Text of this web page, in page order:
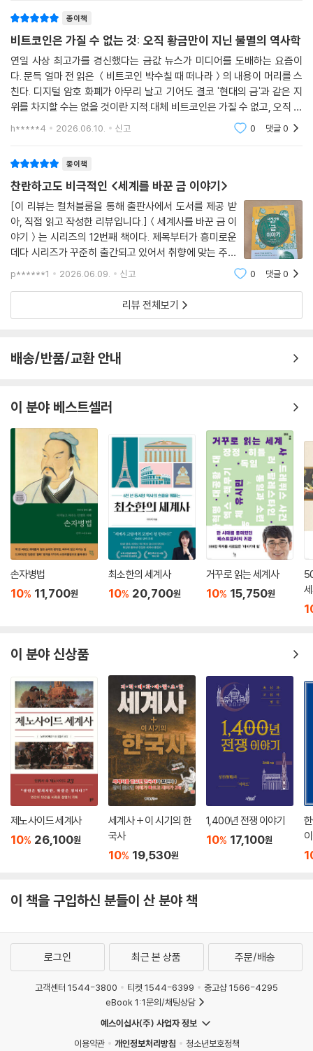
짐작할 수 있다. 솔로몬의 성전과 더불어 요한의 「요한계시록」 환상 속 새
장소임은 두말할 나위가 없다. 이처럼 성서는 금을 부정적 시각과 긍정적
시각 양쪽에서 바라볼 풍부한 소재를 제공했다. 로마 제국 시대에 기틀을
다지고 중세 유럽과 비잔티움으로 이어진 기독교 신학 역시 이 두 시각을
함께 끌어안았다. 본래 변변한 재산도 없는 사람들이 은밀히 실천하던 소
종파(小宗派)였던 기독교는 마침내 로마 제국의 공식 국교로 자리 잡았
다. 기원후 312년 콘스탄티누스(Constantinus) 황제가 기독교로 개종
들이 영구적인 공공 건축물로 세워지기 시작하면서 외벽은 금박으로 장식
되었고 내부는 반짝이는 금박과황금 테세라(tessera: 모자이크를 구성
하는 작은 조각. 돌·유리·금박 등 다양한 재료로 만들었다. - 옮긴이) 모자
이크로 꾸며졌다. 얇은 금판을 유리로 감싸 만든 황금 테세라가 애프스(ap
se: 교회 건물 동쪽 끝 반원형 돌출부 - 옮긴이) 등에 광범위하게 사용되
기 시작한 것은 기원후 4세기부터였다. 금빛 모자이크 조각은 황금으로 둘
--- 「황금 송아지를 만든 자들이 황금 성전을 지었다?」 중에서
로렌초 기베르티(Lorenzo Ghiberti)는 『비망록(Commentaries)』에
품은 단 하나도 현존하지 않는다고 전한다. 자기 작품이 녹는 것을 지켜본
구스민은 절망하여 은둔처로 물러났다고 한다. 신성한 기능을 지닌 물건도
nna Cross)는 983년경에 금 272킬로그램으로 주조한 거대한 예수 수
난상이었다. 그러나 두 주교가 남긴 빚을 갚기 위해 예수상의 발 하나가 먼
저 잘려 나가고, 이어 팔 하나마저 뜯겨 나가더니, 1161년에 이르러서는 결
국 통째로 녹아 사라지는 비운을 맞았다. 1673년에는 이탈리아 로레토(L
oreto)의 성모 성전(Basilica della Santa Casa)에 바쳐진 수많은 금
봉헌물도 같은 길을 걸었다. “장소의 거룩함을 증언할 뿐인 무용하고 거추
장스러운 기념물”들이 “더 요긴한 쓰임새”를 위해 용광로 속으로 사라진
셈이다. 자국의 금 세공품을 화폐로 녹이는 일도 마다하지 않은 유럽인들
은 아메리카 대륙에서 발견한 공예품을 녹이는 일을 더욱 거침없이 자행했
다. 그들은 또한 그 물건들이 품고 있는 의미 자체를 지워버리는 데도 각별
한 관심을 기울였다. 발견된 물건들 상당수를 이교도의 우상으로 여겼기
때문이다. 아울러 그들은 당시 예술양식과 지역 주권 사이의 상징적 연결
고리를 그들은 너무나 잘 알고 있었을 것이다. 문화를 파괴함으로써 정복
천 파운드 상당의 콜럼버스 이전 금 세공품을 녹이고 있었다. 이 파괴가 유
금전적 가치가 다른 모든 것을 압도했기 때문이었는지는 가늠하기 어렵다.
--- 「에스파냐 정복자들이 불에 녹인 것은 금이 아니라 ‘문명’이었다!」
중에서
까지 오염시켰다. 페루 아마존에서는 불법 금 채굴로 밀림 4만 헥타르가
잿더미가 되었다. 콩고민주공화국에서는 1998년부터 2006년 사이 금광
범죄를 일삼는 무장 단체와 결탁했고, ‘분쟁 광물’이 유럽 제련소로 흘러드
는 파이프라인이 형성되었다. 우리가 매일 손에 쥐는 스마트폰 한 대에는
약 0.034그램의 금이 들어간다. 이 미량의 금을 얻기 위해 아프리카의 아
- 권력자들의 금 집착이 빚어낸 기막힌 사건들
1520년 헨리 8세는 프랑스 왕 프랑수아 1세와의 회담을 위해 영국 연간 수
입의 3분의 1을 18일짜리 파티에 쏟아부었다. ‘금란의 들판(Field of the
Cloth of Gold)’이라 불린 이 회담장에는 금실로 짠 천막과 금박을 입힌
분수가 설치되었다. 두 왕은 서로의 부를 과시하며 동맹을 맺으려 했으나,
화려한 파티가 끝나자마자 각자의 길로 갈라섰다. 400년 뒤인 1933년,
발동하여 시민이 금을 보유하는 것 자체를 불법으로 만들었다. 시민의 금
을 빼앗아 국고를 채운 이 조치는 자본주의 역사상 최대의 국가 주도 자산
빚어낸 드라마는 시대를 가리지 않는다.
- 금이 열어젖힌 과학의 문
중세 유럽의 연금술사들은 비천한 금속을 금으로 바꾸려 평생을 바쳤다.
금을 만드는 꿈은 이루지 못했으나, 그 과정에서 축적한 증류·추출·여과 기
술이 현대 화학의 토대가 되었다. 한 연금술사는 금을 찾겠다고 소변 수천
리터를 끓이다가 금 대신 빛나는 원소 ‘인(燐)’을 발견했다. 우연의 발견이
화학사를 바꾼 것이다. 금은 현대 과학에서도 핵심적인 역할을 한다. 1977
년 발사된 보이저 1호와 2호에는 금으로 코팅된 레코드판이 실렸다. 금의
불변성이 인류 문명의 기록을 수십억 년 동안 보존하며 언젠가 만날 외계
문명에게 전달할 타임캡슐이 된 것이다. 2021년 발사된 제임스 웹 우주망
원경의 거울에는 금이 코팅되어 135억 년 전 우주의 모습을 포착하고 있
다. 고대 연금술사들이 땅속에서 금을 찾은 데 반해, 현대 과학자들은 금을
종이책
비트코인은 가질 수 없는 것: 오직 황금만이 지닌 불멸의 역사학
연일 사상 최고가를 경신했다는 금값 뉴스가 미디어를 도배하는 요즘이
다. 문득 얼마 전 읽은 ＜비트코인 박수칠 때 떠나라＞의 내용이 머리를 스
친다. 디지털 암호 화폐가 아무리 날고 기어도 결코 '현대의 금'과 같은 지
위를 차지할 수는 없을 것이란 지적.대체 비트코인은 가질 수 없고, 오직 금
만이 가진 그 불변의 특수성과 고유한 가치는 어디서 나오는 것일까.그 의
h*****4 2026.06.10. 신고 0 댓글0
종이책
찬란하고도 비극적인 <세계를 바꾼 금 이야기>
[이 리뷰는 컬처블룸을 통해 출판사에서 도서를 제공 받
아, 직접 읽고 작성한 리뷰입니다.]＜세계사를 바꾼 금 이
야기＞는 시리즈의 12번째 책이다. 제목부터가 흥미로운
데다 시리즈가 꾸준히 출간되고 있어서 취향에 맞는 주제
의 책이 나올 때마다 한권씩 읽어보고 있다. ＜세계사를
바꾼 금 이야기＞라는 제목에서 수 있듯이 이번 신간은
'금'에 대한 이야기! 역사와 관련한 내용
p******1 2026.06.09. 신고 0 댓글0
리뷰 전체보기
배송/반품/교환 안내
이 분야 베스트셀러
손자병법
10% 11,700원
최소한의 세계사
10% 20,700원
거꾸로 읽는 세계사
10% 15,750원
이 분야 신상품
제노사이드 세계사
10% 26,100원
세계사 + 이 시기의 한
국사
10% 19,530원
1,400년 전쟁 이야기
10% 17,100원
이 책을 구입하신 분들이 산 분야 책
로그인 최근 본 상품 주문/배송
고객센터 1544-3800 티켓 1544-6399
중고샵 1566-4295
eBook 1:1문의/채팅상담
예스이십사(주) 사업자 정보
이용약관
개인정보처리방침 청소년보호정책